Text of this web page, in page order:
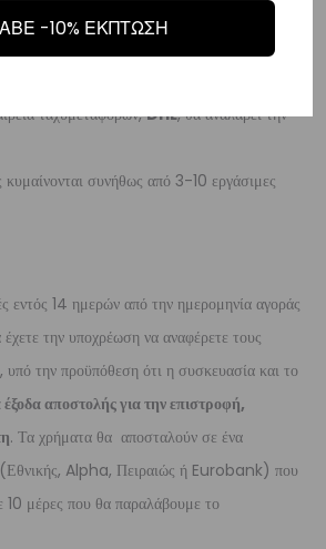
ταχυμεταφορών,DHL, θα αναλάβει την
συνήθως από 3-10 εργάσιμες
εντός 14 ημερών από την ημερομηνία αγοράς
την υποχρέωση να αναφέρετε τους
υπό την προϋπόθεση ότι η συσκευασία και το
αποστολής για την επιστροφή,
. Τα χρήματα θα αποσταλούν σε ένα
(Εθνικής, Alpha, Πειραιώς ή Eurobank) που
μέρες που θα παραλάβουμε το
-10% ΕΚΠΤΩΣΗ